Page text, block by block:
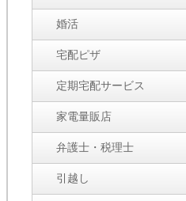
婚活
宅配ピザ
定期宅配サービス
家電量販店
弁護士・税理士
引越し